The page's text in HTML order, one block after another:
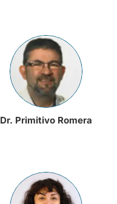
Dr. Primitivo Romera